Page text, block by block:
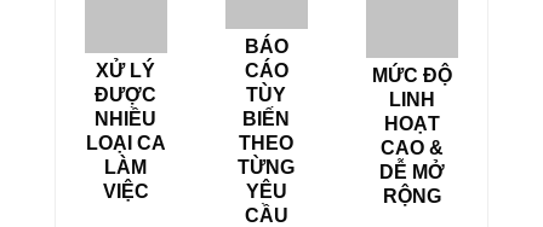
XỬ LÝ
ĐƯỢC
NHIỀU
LOẠI CA
LÀM
VIỆC
BÁO
CÁO
TÙY
BIẾN
THEO
TỪNG
YÊU
CẦU
MỨC ĐỘ
LINH
HOẠT
CAO &
DỄ MỞ
RỘNG